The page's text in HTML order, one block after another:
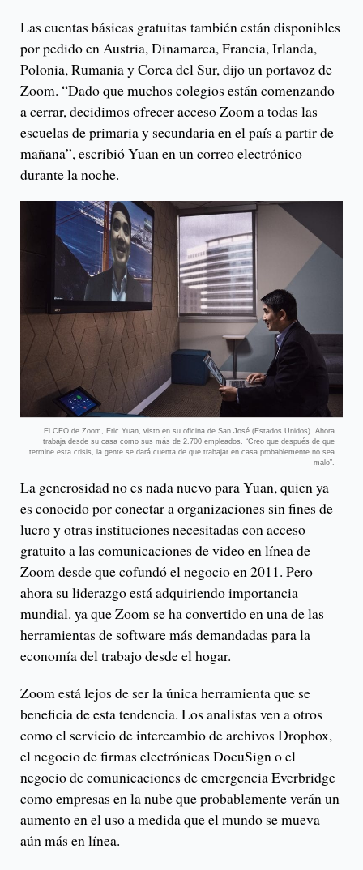
Las cuentas básicas gratuitas también están disponibles
por pedido en Austria, Dinamarca, Francia, Irlanda,
Polonia, Rumania y Corea del Sur, dijo un portavoz de
Zoom. “Dado que muchos colegios están comenzando
a cerrar, decidimos ofrecer acceso Zoom a todas las
escuelas de primaria y secundaria en el país a partir de
mañana”, escribió Yuan en un correo electrónico
durante la noche.
El CEO de Zoom, Eric Yuan, visto en su oficina de San José (Estados Unidos). Ahora
trabaja desde su casa como sus más de 2.700 empleados. “Creo que después de que
termine esta crisis, la gente se dará cuenta de que trabajar en casa probablemente no sea
malo”.
La generosidad no es nada nuevo para Yuan, quien ya
es conocido por conectar a organizaciones sin fines de
lucro y otras instituciones necesitadas con acceso
gratuito a las comunicaciones de video en línea de
Zoom desde que cofundó el negocio en 2011. Pero
ahora su liderazgo está adquiriendo importancia
mundial. ya que Zoom se ha convertido en una de las
herramientas de software más demandadas para la
economía del trabajo desde el hogar.
Zoom está lejos de ser la única herramienta que se
beneficia de esta tendencia. Los analistas ven a otros
como el servicio de intercambio de archivos Dropbox,
el negocio de firmas electrónicas DocuSign o el
negocio de comunicaciones de emergencia Everbridge
como empresas en la nube que probablemente verán un
aumento en el uso a medida que el mundo se mueva
aún más en línea.